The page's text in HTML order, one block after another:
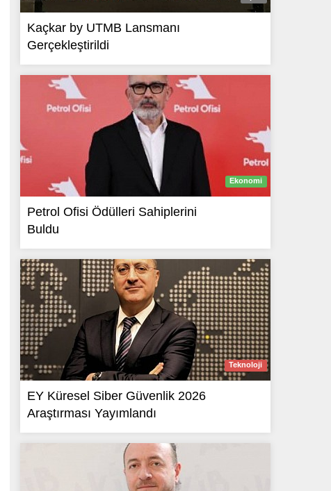
Kaçkar by UTMB Lansmanı
Gerçekleştirildi
Ekonomi
Petrol Ofisi Ödülleri Sahiplerini
Buldu
Teknoloji
EY Küresel Siber Güvenlik 2026
Araştırması Yayımlandı